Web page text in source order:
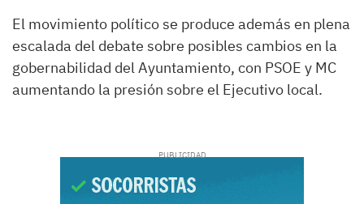
El movimiento político se produce además en plena
escalada del debate sobre posibles cambios en la
gobernabilidad del Ayuntamiento, con PSOE y MC
aumentando la presión sobre el Ejecutivo local.